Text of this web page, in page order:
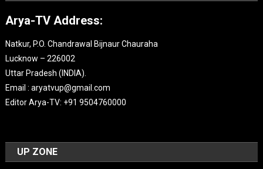
Arya-TV Address:
Natkur, P.O. Chandrawal Bijnaur Chauraha
Lucknow – 226002
Uttar Pradesh (INDIA).
Email : aryatvup@gmail.com
Editor Arya-TV: +91 9504760000
UP ZONE